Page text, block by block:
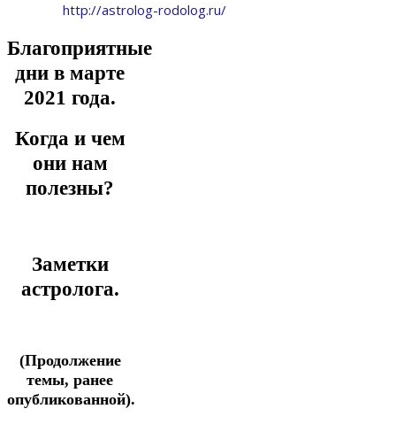
http://astrolog-rodolog.ru/
Благоприятные
дни в марте
2021 года.
Когда и чем
они нам
полезны?
Заметки
астролога.
(Продолжение
темы, ранее
опубликованной).